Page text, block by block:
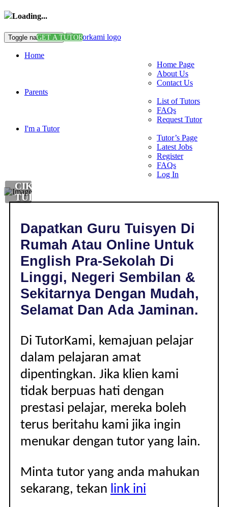
Loading...
Toggle navigationGET A TUTOR
Home
Home Page
About Us
Contact Us
Parents
List of Tutors
FAQs
Request Tutor
I'm a Tutor
Tutor’s Page
Latest Jobs
Register
FAQs
Log In
CIKGU
TUISYEN
LINGGI,
NEGERI
SEMBILAN
PRA-
SEKOLAH
Dapatkan Guru Tuisyen Di
Rumah Atau Online Untuk
English Pra-Sekolah Di
Linggi, Negeri Sembilan &
Sekitarnya Dengan Mudah,
Selamat Dan Ada Jaminan.
Di TutorKami, kemajuan pelajar
dalam pelajaran amat
dipentingkan. Jika klien kami
tidak berpuas hati dengan
prestasi pelajar, mereka boleh
terus beritahu kami jika ingin
menukar dengan tutor yang lain.
Minta tutor yang anda mahukan
sekarang, tekan link ini